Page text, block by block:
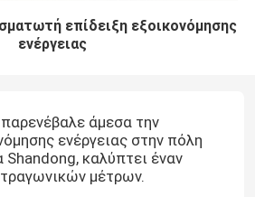
επίδειξη εξοικονόμησης
ενέργειας
άμεσα την
ενέργειας στην πόλη
καλύπτει έναν
μέτρων.